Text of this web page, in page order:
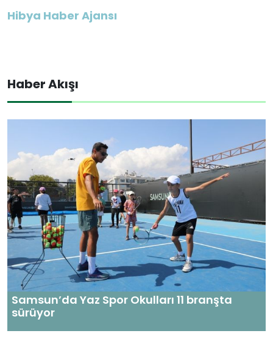
Hibya Haber Ajansı
Haber Akışı
Samsun’da Yaz Spor Okulları 11 branşta
sürüyor